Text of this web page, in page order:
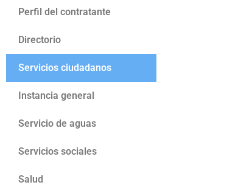
Perfil del contratante
Directorio
Servicios ciudadanos
Instancia general
Servicio de aguas
Servicios sociales
Salud